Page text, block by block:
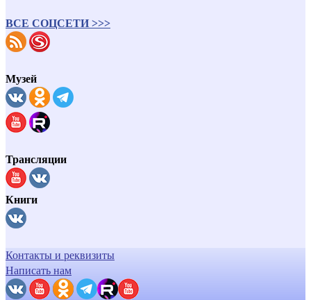
ВСЕ СОЦСЕТИ >>>
Музей
Трансляции
Книги
Контакты и реквизиты
Написать нам